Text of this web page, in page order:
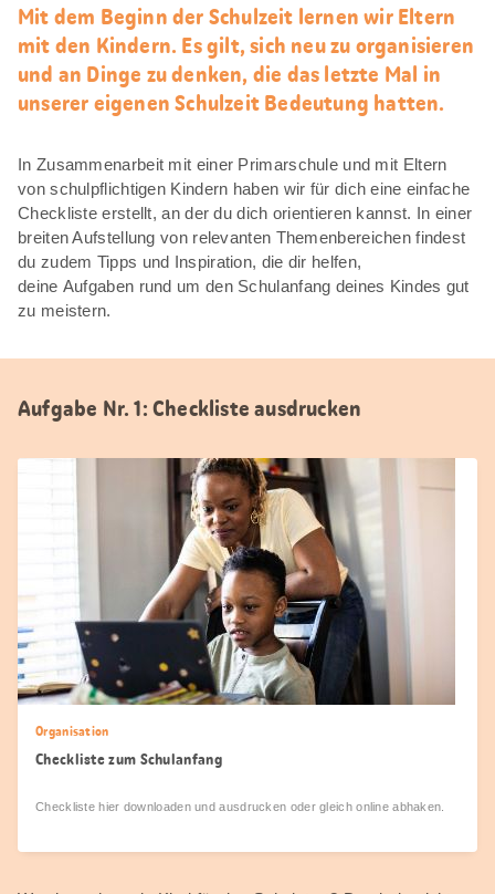
Mit dem Beginn der Schulzeit lernen wir Eltern
mit den Kindern. Es gilt, sich neu zu organisieren
und an Dinge zu denken, die das letzte Mal in
unserer eigenen Schulzeit Bedeutung hatten.
In Zusammenarbeit mit einer Primarschule und mit Eltern
von schulpflichtigen Kindern haben wir für dich eine einfache
Checkliste erstellt, an der du dich orientieren kannst. In einer
breiten Aufstellung von relevanten Themenbereichen findest
du zudem Tipps und Inspiration, die dir helfen,
deine Aufgaben rund um den Schulanfang deines Kindes gut
zu meistern.
Aufgabe Nr. 1: Checkliste ausdrucken
Organisation
Checkliste zum Schulanfang
Checkliste hier downloaden und ausdrucken oder gleich online abhaken.